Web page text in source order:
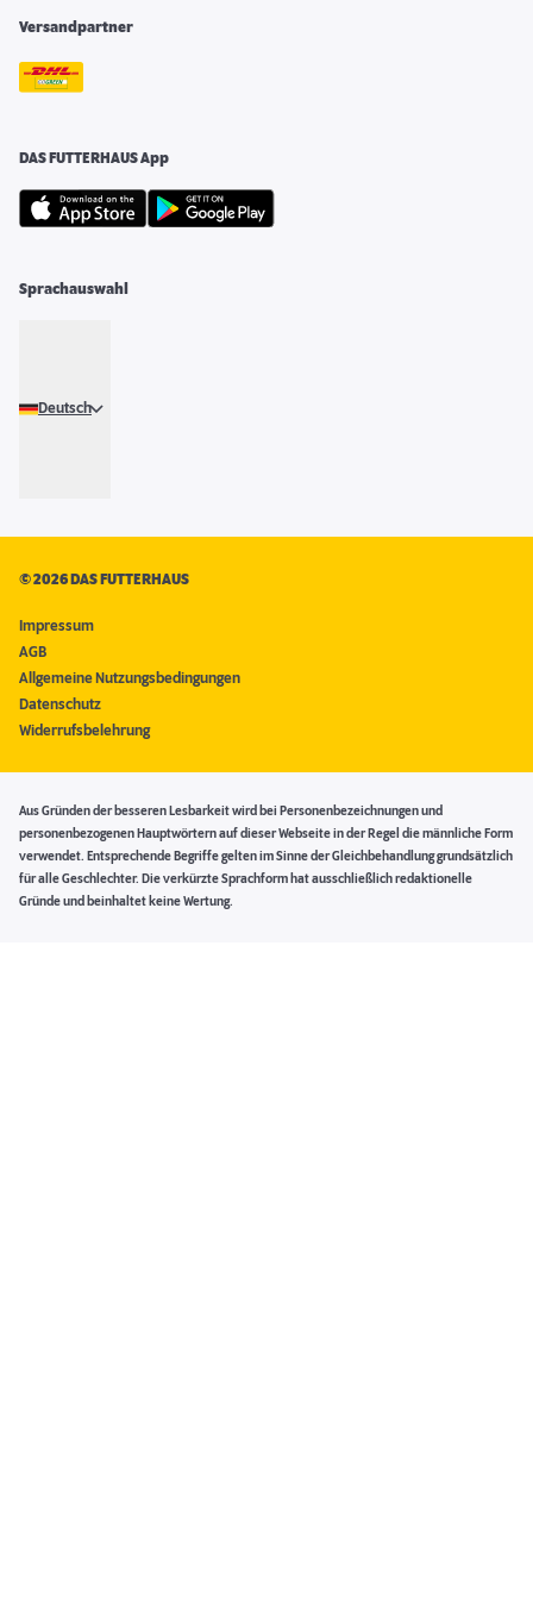
Versandpartner
DAS FUTTERHAUS App
Sprachauswahl
Deutsch
©2026 DAS FUTTERHAUS
Impressum
AGB
Allgemeine Nutzungsbedingungen
Datenschutz
Widerrufsbelehrung
Aus Gründen der besseren Lesbarkeit wird bei Personenbezeichnungen und
personenbezogenen Hauptwörtern auf dieser Webseite in der Regel die männliche Form
verwendet. Entsprechende Begriffe gelten im Sinne der Gleichbehandlung grundsätzlich
für alle Geschlechter. Die verkürzte Sprachform hat ausschließlich redaktionelle
Gründe und beinhaltet keine Wertung.